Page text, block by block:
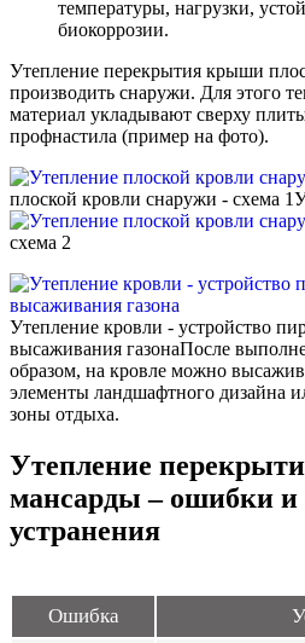
температуры, нагрузки,
биокоррозии.
Утепление перекрытия крыши
производить снаружи. Для этого
материал укладывают сверху
профнастила (пример на фото).
плоской кровли снаружи - схема 1
схема 2
Утепление кровли - устройство
высаживания газонаПосле
образом, на кровле можно
элементы ландшафтного дизайна
зоны отдыха.
Утепление
мансарды – ошибки и
устранения
Ошибка